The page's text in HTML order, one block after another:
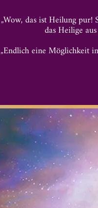
„Wow, das ist Heilung
das Heilige
„Endlich eine Möglichkeit